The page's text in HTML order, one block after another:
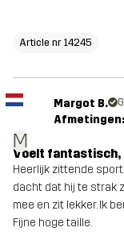
Article nr 14245
M
Margot B.
Afmetingen:
Voelt
Heerlijk zittende
dacht dat hij te strak
mee en zit lekker. Ik
Fijne hoge taille.